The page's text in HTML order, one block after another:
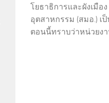
โยธาธิการและผังเมือ
อุตสาหกรรม (สมอ.) เ
ตอนนี้ทราบว่าหน่วยงา